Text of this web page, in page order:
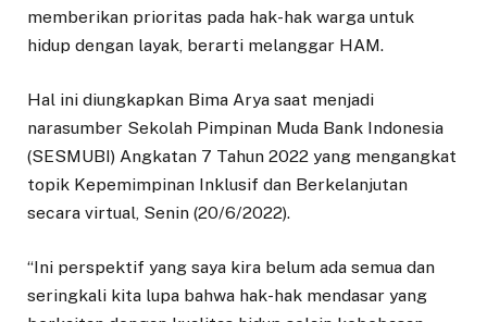
memberikan prioritas pada hak-hak warga untuk
hidup dengan layak, berarti melanggar HAM.
Hal ini diungkapkan Bima Arya saat menjadi
narasumber Sekolah Pimpinan Muda Bank Indonesia
(SESMUBI) Angkatan 7 Tahun 2022 yang mengangkat
topik Kepemimpinan Inklusif dan Berkelanjutan
secara virtual, Senin (20/6/2022).
“Ini perspektif yang saya kira belum ada semua dan
seringkali kita lupa bahwa hak-hak mendasar yang